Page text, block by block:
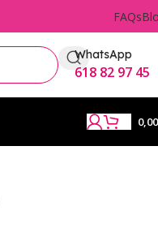
FAQs
WhatsApp
618 82 97 45